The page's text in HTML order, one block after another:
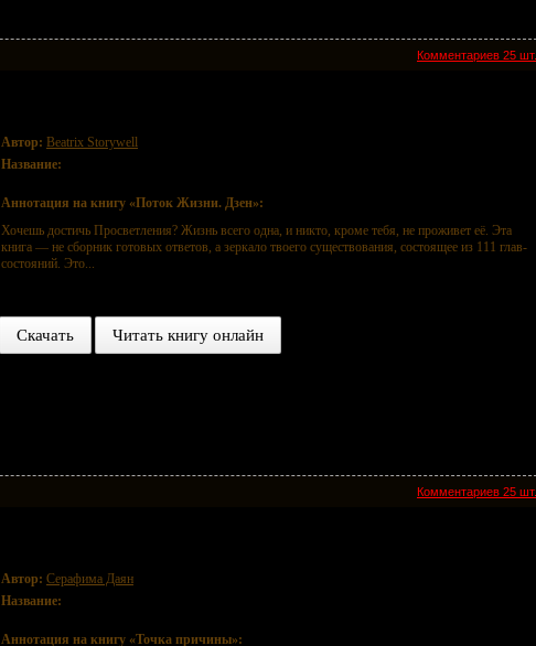
Комментариев 25 шт.
Автор: Beatrix Storywell
Название:
Аннотация на книгу «Поток Жизни. Дзен»:
Хочешь достичь Просветления? Жизнь всего одна, и никто, кроме тебя, не проживет её. Эта
книга — не сборник готовых ответов, а зеркало твоего существования, состоящее из 111 глав-
состояний. Это...
Скачать Читать книгу онлайн
Комментариев 25 шт.
Автор: Серафима Даян
Название:
Аннотация на книгу «Точка причины»: